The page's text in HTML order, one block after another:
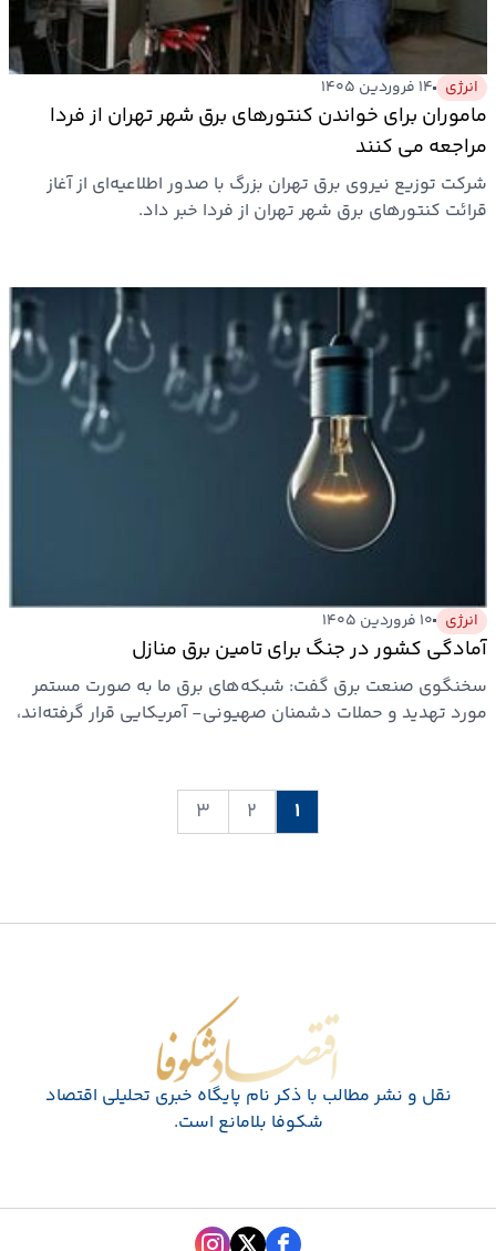
انرژی ۱۴ فروردین ۱۴۰۵
ماموران برای خواندن کنتورهای برق شهر تهران از فردا
مراجعه می کنند
شرکت توزیع نیروی برق تهران بزرگ با صدور اطلاعیه‌ای از آغاز
قرائت کنتورهای برق شهر تهران از فردا خبر داد.
انرژی ۱۰ فروردین ۱۴۰۵
آمادگی کشور در جنگ برای تامین برق منازل
سخنگوی صنعت برق گفت: شبکه‌های برق ما به صورت مستمر
مورد تهدید و حملات دشمنان صهیونی- آمریکایی قرار گرفته‌اند،
۱ ۲ ۳
اقتصاد شکوفا
نقل و نشر مطالب با ذکر نام پايگاه خبری تحليلی اقتصاد
شکوفا بلامانع است.